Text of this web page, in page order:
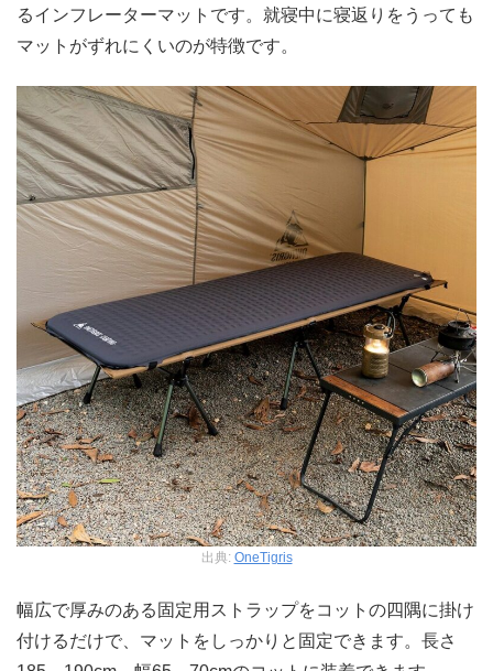
るインフレーターマットです。就寝中に寝返りをうっても
マットがずれにくいのが特徴です。
出典: OneTigris
幅広で厚みのある固定用ストラップをコットの四隅に掛け
付けるだけで、マットをしっかりと固定できます。長さ